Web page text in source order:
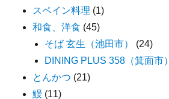
スペイン料理 (1)
和食、洋食 (45)
そば 玄生（池田市）
(24)
DINING PLUS 358（箕面市）
とんかつ (21)
鰻 (11)